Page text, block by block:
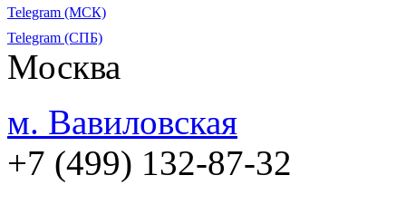
Telegram (МСК)
Telegram (СПБ)
Москва
м. Вавиловская
+7 (499) 132-87-32